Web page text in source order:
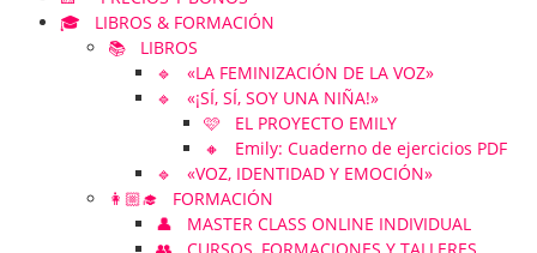
🎓 LIBROS & FORMACIÓN
📚 LIBROS
🔹 «LA FEMINIZACIÓN DE LA VOZ»
🔹 «¡SÍ, SÍ, SOY UNA NIÑA!»
🩷 EL PROYECTO EMILY
🔸 Emily: Cuaderno de ejercicios PDF
🔹 «VOZ, IDENTIDAD Y EMOCIÓN»
👩🏼‍🎓 FORMACIÓN
👤 MASTER CLASS ONLINE INDIVIDUAL